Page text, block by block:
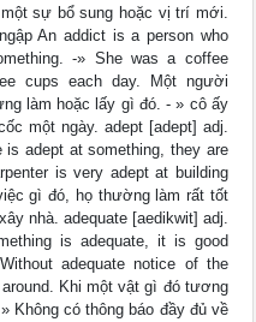
sự bổ sung hoặc vị trí mới.
An addict is a person who
-» She was a coffee
cups each day. Một người
làm hoặc lấy gì đó. - » cô ấy
một ngày. adept [adept] adj.
adept at something, they are
is very adept at building
gì đó, họ thường làm rất tốt
nhà. adequate [aedikwit] adj.
is adequate, it is good
adequate notice of the
Khi một vật gì đó tương
Không có thông báo đầy đủ về